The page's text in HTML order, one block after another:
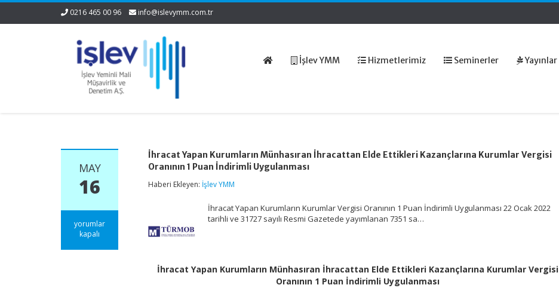
0216 465 00 96 info@islevymm.com.tr
İşlev YMM Hizmetlerimiz Seminerler Yayınlar
MAY
16
İhracat
Yapan
yorumlar
kapalı
İhracat Yapan Kurumların Münhasıran İhracattan Elde Ettikleri Kazançlarına Kurumlar Vergisi
Oranının 1 Puan İndirimli Uygulanması
Haberi Ekleyen: İşlev YMM
İhracat Yapan Kurumların Kurumlar Vergisi Oranının 1 Puan İndirimli Uygulanması 22 Ocak 2022
tarihli ve 31727 sayılı Resmi Gazetede yayımlanan 7351 sa…
İhracat Yapan Kurumların Münhasıran İhracattan Elde Ettikleri Kazançlarına Kurumlar Vergisi
Oranının 1 Puan İndirimli Uygulanması